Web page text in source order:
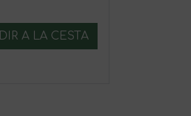
A LA CESTA